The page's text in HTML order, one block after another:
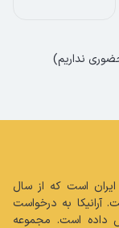
نداریم)